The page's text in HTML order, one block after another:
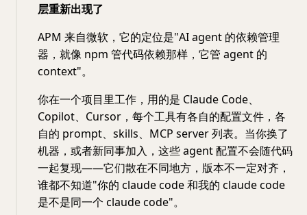
层重新出现了
APM 来自微软，它的定位是"AI agent 的依赖管理
器，就像 npm 管代码依赖那样，它管 agent 的
context"。
你在一个项目里工作，用的是 Claude Code、
Copilot、Cursor，每个工具有各自的配置文件，各
自的 prompt、skills、MCP server 列表。当你换了
机器，或者新同事加入，这些 agent 配置不会随代码
一起复现——它们散在不同地方，版本不一定对齐，
谁都不知道"你的 claude code 和我的 claude code
是不是同一个 claude code"。